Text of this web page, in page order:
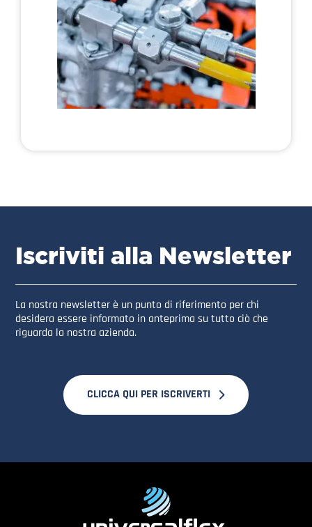
Iscriviti alla Newsletter
La nostra newsletter è un punto di riferimento per chi
desidera essere informato in anteprima su tutto ciò che
riguarda la nostra azienda.
CLICCA QUI PER ISCRIVERTI